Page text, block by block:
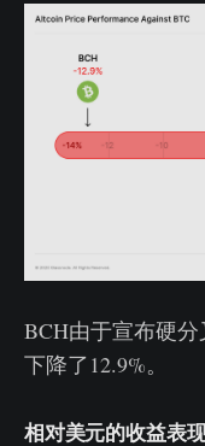
BCH由于宣布硬
下降了12.9%。
相对美元的收益表